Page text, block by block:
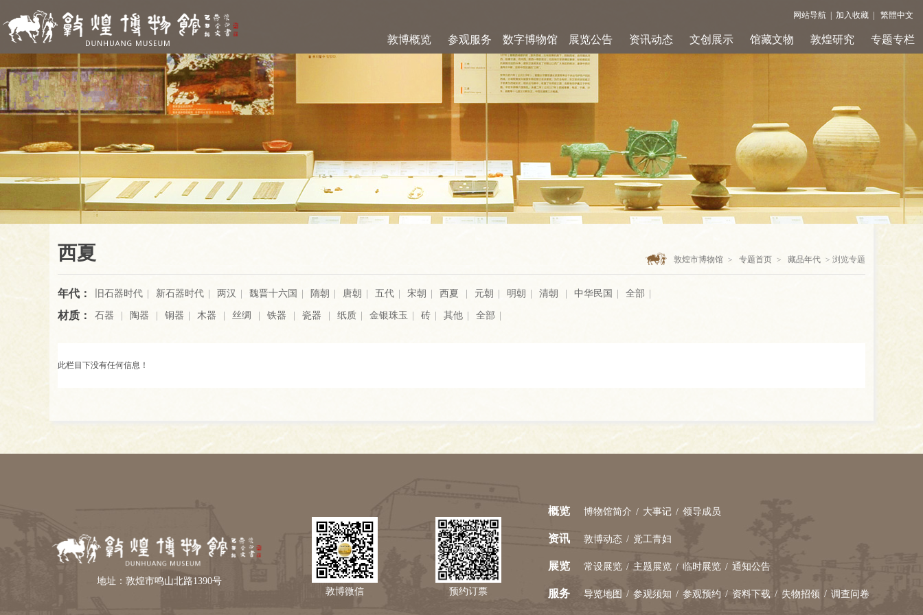
网站导航 加入收藏 繁體中文
敦博概览 参观服务 数字博物馆 展览公告 资讯动态 文创展示 馆藏文物 敦煌研究 专题专栏
西夏 敦煌市博物馆 > 专题首页 > 藏品年代 > 浏览专题
年代： 旧石器时代 新石器时代 两汉 魏晋十六国 隋朝 唐朝 五代 宋朝 西夏 元朝 明朝 清朝 中华民国 全部
材质： 石器 陶器 铜器 木器 丝绸 铁器 瓷器 纸质 金银珠玉 砖 其他 全部
此栏目下没有任何信息！
地址：敦煌市鸣山北路1390号
敦博微信
预约订票
概览 博物馆简介 / 大事记 / 领导成员
资讯 敦博动态 / 党工青妇
展览 常设展览 / 主题展览 / 临时展览 / 通知公告
服务 导览地图 / 参观须知 / 参观预约 / 资料下载 / 失物招领 / 调查问卷